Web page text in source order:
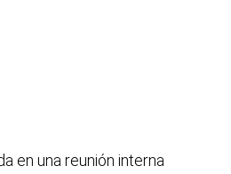
en una reunión interna